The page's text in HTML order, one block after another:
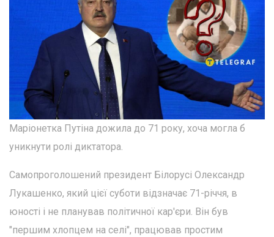
Маріонетка Путіна дожила до 71 року, хоча могла б
уникнути ролі диктатора.
Самопроголошений президент Білорусі Олександр
Лукашенко, який цієї суботи відзначає 71-річчя, в
юності і не планував політичної кар'єри. Він був
"першим хлопцем на селі", працював простим